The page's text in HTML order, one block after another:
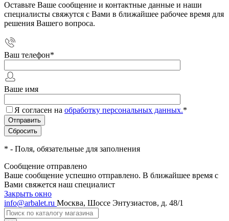
Оставьте Ваше сообщение и контактные данные и наши
специалисты свяжутся с Вами в ближайшее рабочее время для
решения Вашего вопроса.
Ваш телефон*
Ваше имя
Я согласен на обработку персональных данных.*
* - Поля, обязательные для заполнения
Сообщение отправлено
Ваше сообщение успешно отправлено. В ближайшее время с
Вами свяжется наш специалист
Закрыть окно
info@arbalet.ru Москва, Шоссе Энтузиастов, д. 48/1